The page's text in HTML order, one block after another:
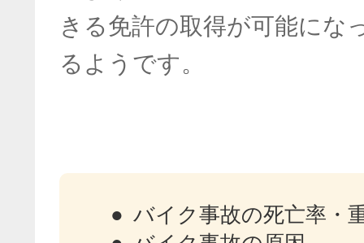
きる免許の取得が可能にな
るようです。
バイク事故の死亡率・